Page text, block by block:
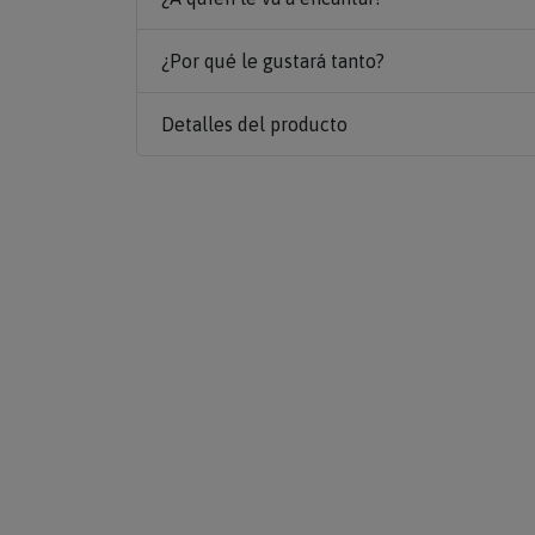
¿Por qué le gustará tanto?
Detalles del producto